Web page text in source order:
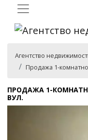
Агентство
Продажа 1-
ПРОДАЖА 1-
ВУЛ.